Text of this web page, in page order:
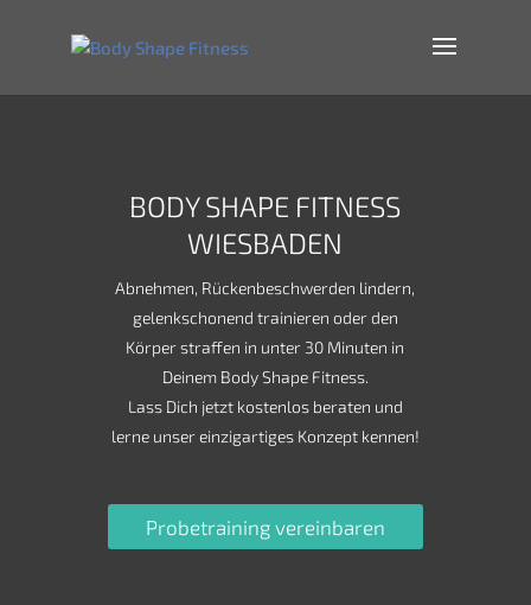
BODY SHAPE FITNESS
WIESBADEN
Abnehmen, Rückenbeschwerden lindern,
gelenkschonend trainieren oder den
Körper straffen in unter 30 Minuten in
Deinem Body Shape Fitness.
Lass Dich jetzt kostenlos beraten und
lerne unser einzigartiges Konzept kennen!
Probetraining vereinbaren